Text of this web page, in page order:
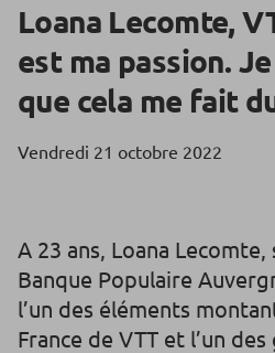
Loana Lecomte,
est ma passion.
que cela me fait
Vendredi 21 octobre 2022
A 23 ans, Loana
Banque Populaire
l’un des éléments
France de VTT et l’un